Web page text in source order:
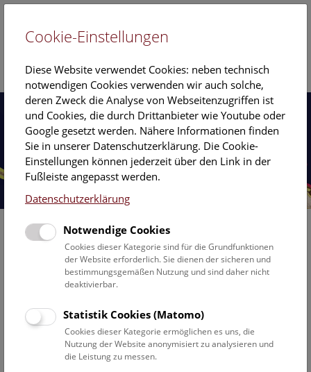
EN
Ausstellungen
Gutes Sammeln – Böses Sammeln
bis 27. Juni 2027
Gutes Sammeln – Böses Sammeln
Cookie-Einstellungen
Diese Website verwendet Cookies: neben technisch
notwendigen Cookies verwenden wir auch solche,
deren Zweck die Analyse von Webseitenzugriffen ist
und Cookies, die durch Drittanbieter wie Youtube oder
Google gesetzt werden. Nähere Informationen finden
Sie in unserer Datenschutzerklärung. Die Cookie-
Einstellungen können jederzeit über den Link in der
Fußleiste angepasst werden.
Datenschutzerklärung
Notwendige Cookies
Cookies dieser Kategorie sind für die Grundfunktionen
der Website erforderlich. Sie dienen der sicheren und
bestimmungsgemäßen Nutzung und sind daher nicht
deaktivierbar.
Statistik Cookies (Matomo)
Cookies dieser Kategorie ermöglichen es uns, die
Nutzung der Website anonymisiert zu analysieren und
die Leistung zu messen.